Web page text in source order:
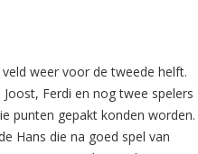
weer voor de tweede helft.
Ferdi en nog twee spelers
punten gepakt konden worden.
Hans die na goed spel van